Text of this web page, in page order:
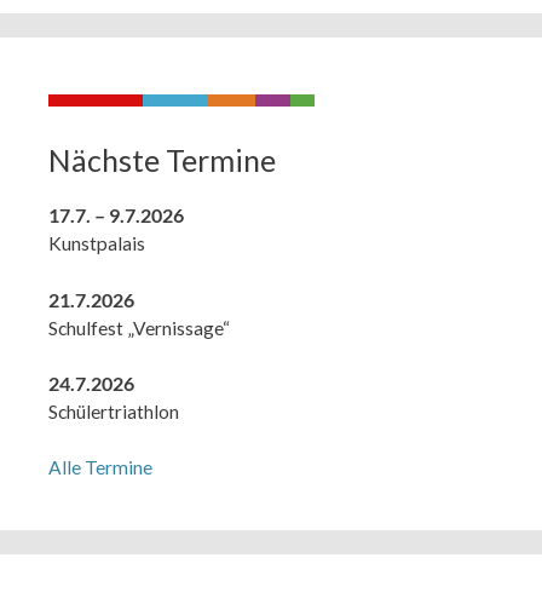
Nächste Termine
17.7. – 9.7.2026
Kunstpalais
21.7.2026
Schulfest „Vernissage“
24.7.2026
Schülertriathlon
Alle Termine